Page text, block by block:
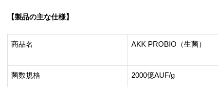
【製品の主な仕様】
商品名 AKK PROBIO（生菌）
菌数規格 2000億AUF/g